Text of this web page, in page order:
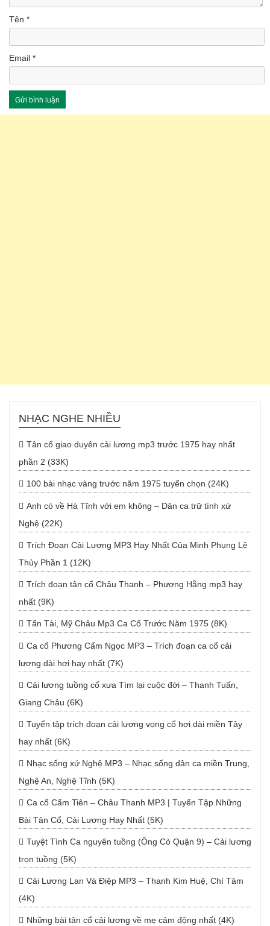
Tên *
Email *
NHẠC NGHE NHIỀU
Tân cổ giao duyên cải lương mp3 trước 1975 hay nhất
phần 2 (33K)
100 bài nhạc vàng trước năm 1975 tuyển chọn (24K)
Anh có về Hà Tĩnh với em không – Dân ca trữ tình xứ
Nghệ (22K)
Trích Đoạn Cải Lương MP3 Hay Nhất Của Minh Phụng Lệ
Thủy Phần 1 (12K)
Trích đoạn tân cổ Châu Thanh – Phượng Hằng mp3 hay
nhất (9K)
Tấn Tài, Mỹ Châu Mp3 Ca Cổ Trước Năm 1975 (8K)
Ca cổ Phương Cẩm Ngọc MP3 – Trích đoạn ca cổ cải
lương dài hơi hay nhất (7K)
Cải lương tuồng cổ xưa Tìm lại cuộc đời – Thanh Tuấn,
Giang Châu (6K)
Tuyển tập trích đoạn cải lương vọng cổ hơi dài miền Tây
hay nhất (6K)
Nhạc sống xứ Nghệ MP3 – Nhạc sống dân ca miền Trung,
Nghệ An, Nghệ Tĩnh (5K)
Ca cổ Cẩm Tiên – Châu Thanh MP3 | Tuyển Tập Những
Bài Tân Cổ, Cải Lương Hay Nhất (5K)
Tuyệt Tình Ca nguyên tuồng (Ông Cò Quận 9) – Cải lương
trọn tuồng (5K)
Cải Lương Lan Và Điệp MP3 – Thanh Kim Huệ, Chí Tâm
(4K)
Những bài tân cổ cải lương về mẹ cảm động nhất (4K)